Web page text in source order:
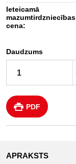
Ieteicamā
mazumtirdzniecības
cena:
Daudzums
PDF
APRAKSTS